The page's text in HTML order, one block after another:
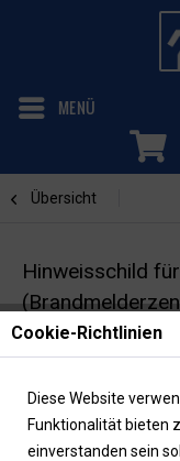
MENÜ
Übersicht
Hinweisschild
29,7x10,5cm
Cookie-Richtlinien
Diese Website
Funktionalität bieten
einverstanden sein